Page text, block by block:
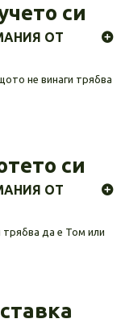
си
ОТ
не винаги трябва
си
ОТ
да е Том или